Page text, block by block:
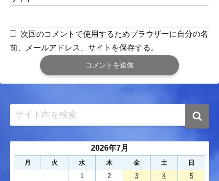
次回のコメントで使用するためブラウザーに自分の名
前、メールアドレス、サイトを保存する。
2026年7月
月 火 水 木 金 土
日
1
2 3 4
5